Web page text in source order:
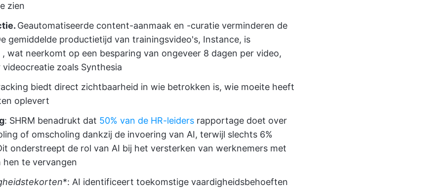
zien
Geautomatiseerde content-aanmaak en -curatie verminderen de
gemiddelde productietijd van trainingsvideo's, Instance, is
, wat neerkomt op een besparing van ongeveer 8 dagen per video,
zoals Synthesia
biedt direct zichtbaarheid in wie betrokken is, wie moeite heeft
oplevert
: SHRM benadrukt dat 50% van de HR-leiders rapportage doet over
of omscholing dankzij de invoering van AI, terwijl slechts 6%
onderstreept de rol van AI bij het versterken van werknemers met
hen te vervangen
*: AI identificeert toekomstige vaardigheidsbehoeften